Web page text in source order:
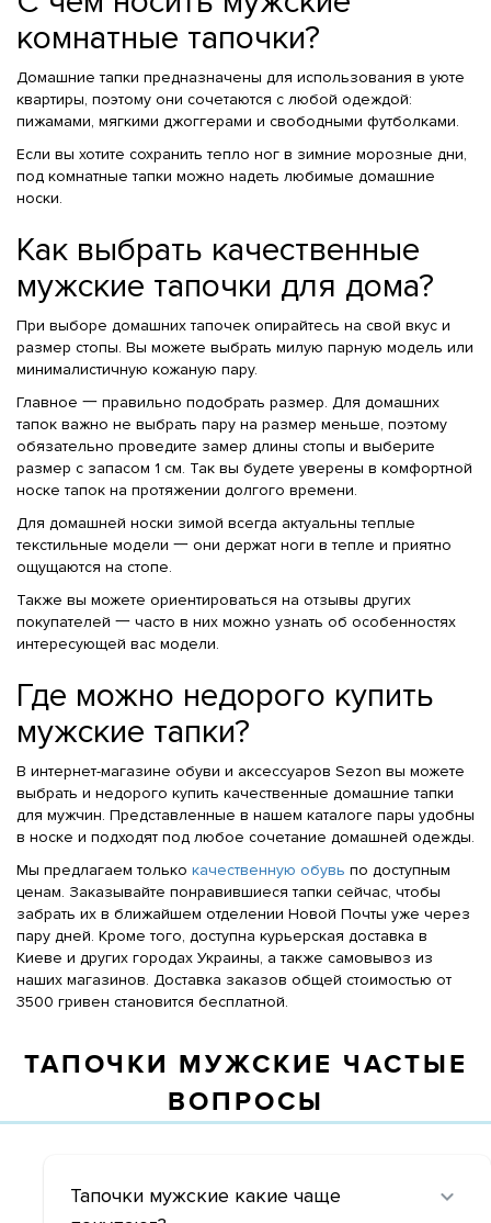
комнатные тапочки?
Домашние тапки предназначены для использования в уюте
квартиры, поэтому они сочетаются с любой одеждой:
пижамами, мягкими джоггерами и свободными футболками.
Если вы хотите сохранить тепло ног в зимние морозные дни,
под комнатные тапки можно надеть любимые домашние
носки.
Как выбрать качественные
мужские тапочки для дома?
При выборе домашних тапочек опирайтесь на свой вкус и
размер стопы. Вы можете выбрать милую парную модель или
минималистичную кожаную пару.
Главное 一 правильно подобрать размер. Для домашних
тапок важно не выбрать пару на размер меньше, поэтому
обязательно проведите замер длины стопы и выберите
размер с запасом 1 см. Так вы будете уверены в комфортной
носке тапок на протяжении долгого времени.
Для домашней носки зимой всегда актуальны теплые
текстильные модели 一 они держат ноги в тепле и приятно
ощущаются на стопе.
Также вы можете ориентироваться на отзывы других
покупателей 一 часто в них можно узнать об особенностях
интересующей вас модели.
Где можно недорого купить
мужские тапки?
В интернет-магазине обуви и аксессуаров Sezon вы можете
выбрать и недорого купить качественные домашние тапки
для мужчин. Представленные в нашем каталоге пары удобны
в носке и подходят под любое сочетание домашней одежды.
Мы предлагаем только качественную обувь по доступным
ценам. Заказывайте понравившиеся тапки сейчас, чтобы
забрать их в ближайшем отделении Новой Почты уже через
пару дней. Кроме того, доступна курьерская доставка в
Киеве и других городах Украины, а также самовывоз из
наших магазинов. Доставка заказов общей стоимостью от
3500 гривен становится бесплатной.
ТАПОЧКИ МУЖСКИЕ ЧАСТЫЕ
ВОПРОСЫ
Тапочки мужские какие чаще